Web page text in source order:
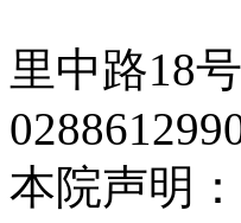
里中路18
本院声明